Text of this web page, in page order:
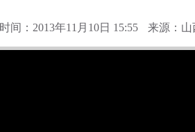
间：2013年11月10日 15:55 来源：山